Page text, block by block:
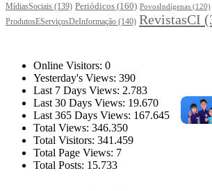
MídiasSociais (139) Periódicos (160) PovosIndígenas (120)
ProdutosEServiçosDeInformação (140) RevistasCI
Online Visitors: 0
Yesterday's Views: 390
Last 7 Days Views: 2.783
Last 30 Days Views: 19.670
Last 365 Days Views: 167.645
Total Views: 346.350
Total Visitors: 341.459
Total Page Views: 7
Total Posts: 15.733